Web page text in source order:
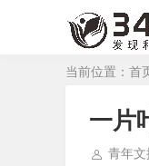
当前位置： 首
一片
青年文